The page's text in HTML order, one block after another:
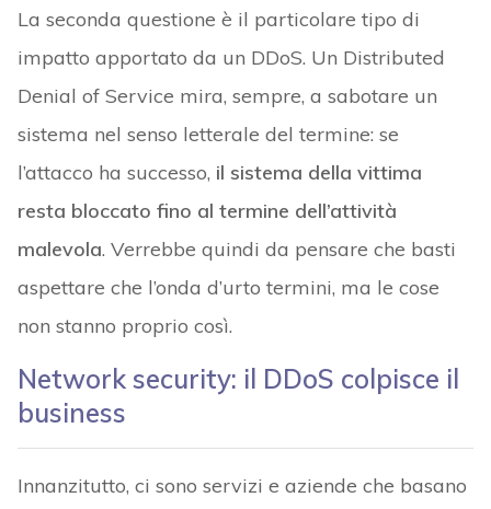
La seconda questione è il particolare tipo di
impatto apportato da un DDoS. Un Distributed
Denial of Service mira, sempre, a sabotare un
sistema nel senso letterale del termine: se
l’attacco ha successo, il sistema della vittima
resta bloccato fino al termine dell’attività
malevola. Verrebbe quindi da pensare che basti
aspettare che l’onda d’urto termini, ma le cose
non stanno proprio così.
Network security: il DDoS colpisce il
business
Innanzitutto, ci sono servizi e aziende che basano